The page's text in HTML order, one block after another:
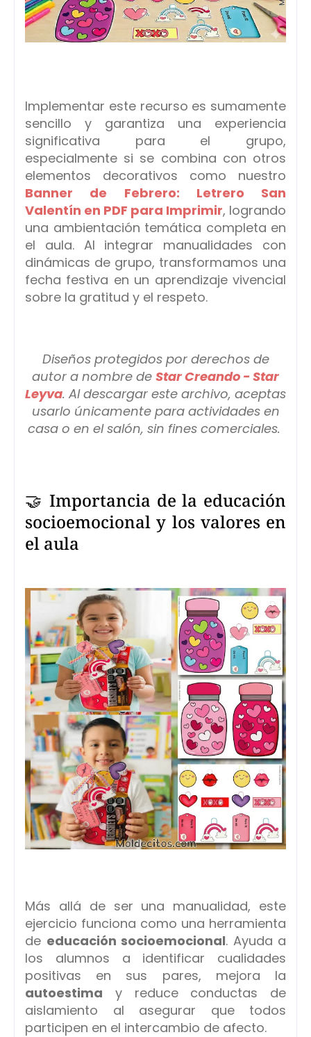
Implementar este recurso es sumamente
sencillo y garantiza una experiencia
significativa para el grupo,
especialmente si se combina con otros
elementos decorativos como nuestro
Banner de Febrero: Letrero San
Valentín en PDF para Imprimir, logrando
una ambientación temática completa en
el aula. Al integrar manualidades con
dinámicas de grupo, transformamos una
fecha festiva en un aprendizaje vivencial
sobre la gratitud y el respeto.
Diseños protegidos por derechos de
autor a nombre de Star Creando - Star
Leyva. Al descargar este archivo, aceptas
usarlo únicamente para actividades en
casa o en el salón, sin fines comerciales.
🤝 Importancia de la educación
socioemocional y los valores en
el aula
Más allá de ser una manualidad, este
ejercicio funciona como una herramienta
de educación socioemocional. Ayuda a
los alumnos a identificar cualidades
positivas en sus pares, mejora la
autoestima y reduce conductas de
aislamiento al asegurar que todos
participen en el intercambio de afecto.